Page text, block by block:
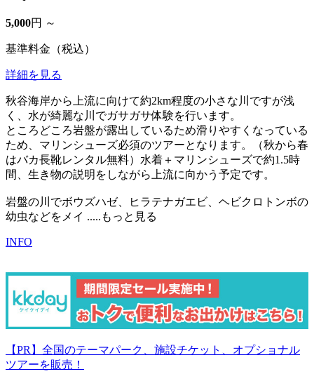
5,000円 ～
基準料金（税込）
詳細を見る
秋谷海岸から上流に向けて約2km程度の小さな川ですが浅
く、水が綺麗な川でガサガサ体験を行います。
ところどころ岩盤が露出しているため滑りやすくなっている
ため、マリンシューズ必須のツアーとなります。（秋から春
はバカ長靴レンタル無料）水着＋マリンシューズで約1.5時
間、生き物の説明をしながら上流に向かう予定です。
岩盤の川でボウズハゼ、ヒラテナガエビ、ヘビクロトンボの
幼虫などをメイ .....もっと見る
INFO
【PR】全国のテーマパーク、施設チケット、オプショナル
ツアーを販売！